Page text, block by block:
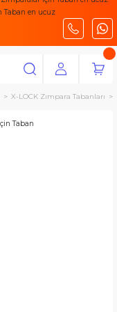
X-LOCK Zımpara Tabanları